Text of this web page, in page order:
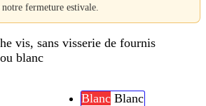
fermeture estivale.
vis, sans visserie de fournis
blanc
Blanc Blanc